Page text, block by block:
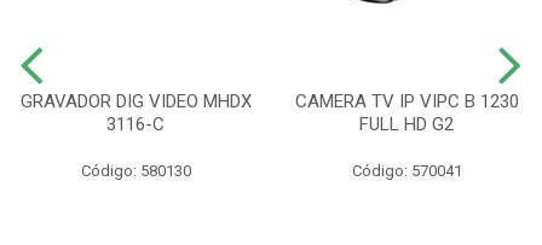
GRAVADOR DIG VIDEO MHDX
3116-C
Código: 580130
CAMERA TV IP VIPC B 1230
FULL HD G2
Código: 570041